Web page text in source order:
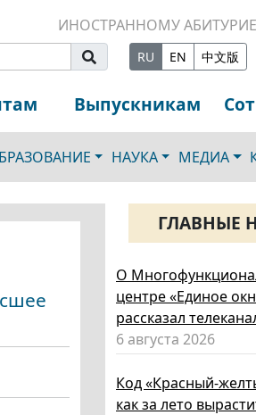
ИНОСТРАННОМУ
RU EN 中文版
Выпускникам
НАУКА МЕДИА
ГЛАВНЫЕ
О
центре «Единое
рассказал
6 августа 2026
Код «Красный-
как за лето